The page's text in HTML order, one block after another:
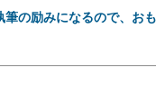
の励みになるので、お